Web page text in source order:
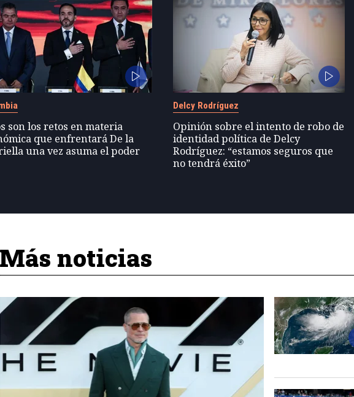
son los retos en materia
que enfrentará De la
una vez asuma el poder
Delcy Rodríguez
Opinión sobre el intento de robo de
identidad política de Delcy
Rodríguez: “estamos seguros que
no tendrá éxito”
Más noticias